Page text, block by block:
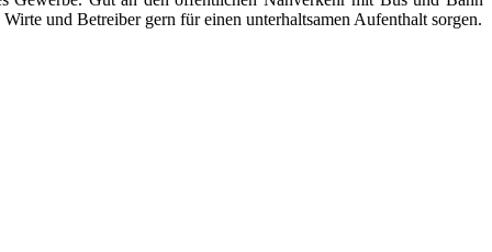
und Betreiber gern für einen unterhaltsamen Aufenthalt sorgen.